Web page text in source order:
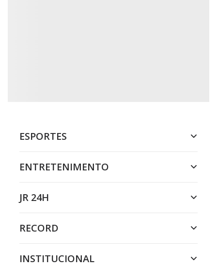
ESPORTES
ENTRETENIMENTO
JR 24H
RECORD
INSTITUCIONAL